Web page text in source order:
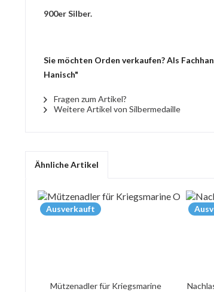
900er Silber.
Sie möchten Orden verkaufen? Als
Hanisch"
Fragen zum Artikel?
Weitere Artikel von Silbermedaille
Ähnliche Artikel
Ausverkauft
Mützenadler für Kriegsmarine